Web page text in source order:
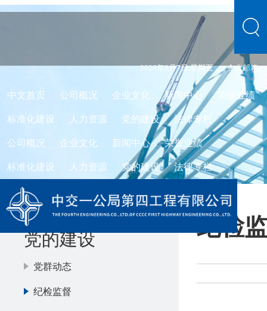
2026年8月7日 星期五 企业邮箱
中文首页 公司概况 企业文化 新闻中心 荣誉业绩
标准化建设 人力资源 党的建设 法律专栏
公司概况 企业文化 新闻中心 荣誉业绩
标准化建设 人力资源 党的建设 法律专栏
党的建设
党群动态
纪检监督
纪检